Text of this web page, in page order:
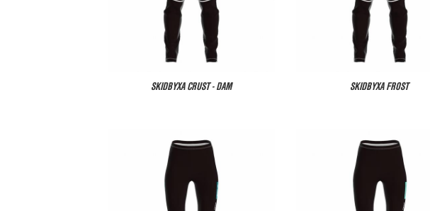
SKIDBYXA CRUST - DAM SKIDBYXA FROST